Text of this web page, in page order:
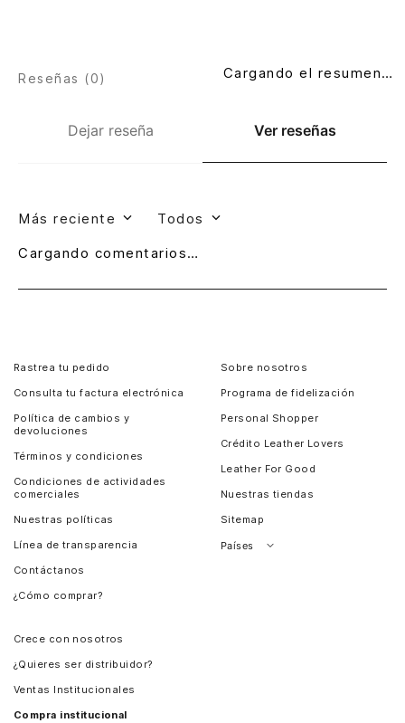
Dejar reseña Ver reseñas
Reseñas (0) Cargando el resumen…
Más reciente Todos
Cargando comentarios…
Rastrea tu pedido
Consulta tu factura electrónica
Política de cambios y
devoluciones
Términos y condiciones
Condiciones de actividades
comerciales
Nuestras políticas
Línea de transparencia
Contáctanos
¿Cómo comprar?
Sobre nosotros
Programa de fidelización
Personal Shopper
Crédito Leather Lovers
Leather For Good
Nuestras tiendas
Sitemap
Países
Crece con nosotros
¿Quieres ser distribuidor?
Ventas Institucionales
Compra institucional